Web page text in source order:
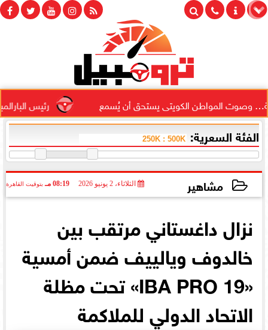
رئيس البارالمبية المواطن الكويتى يستحق أن يُسمع
الفئة السعرية:
مشاهير الثلاثاء، 2 يونيو 2026 08:19 مـ بتوقيت القاهرة
نزال داغستاني مرتقب بين
خالدوف ويالييف ضمن أمسية
«IBA PRO 19» تحت مظلة
الاتحاد الدولي للملاكمة